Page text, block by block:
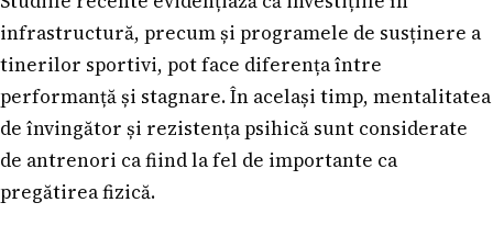
infrastructură, precum și programele de susținere a
tinerilor sportivi, pot face diferența între
performanță și stagnare. În același timp, mentalitatea
de învingător și rezistența psihică sunt considerate
de antrenori ca fiind la fel de importante ca
pregătirea fizică.